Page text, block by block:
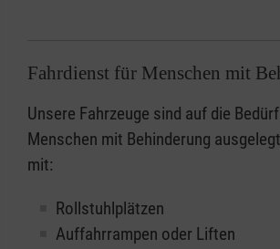
Fahrdienst für Menschen mit
Unsere Fahrzeuge sind auf die
Menschen mit Behinderung
mit:
Rollstuhlplätzen
Auffahrrampen oder Liften